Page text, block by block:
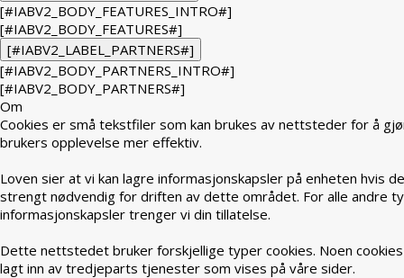
[#IABV2_BODY_FEATURES_INTRO#]
[#IABV2_BODY_FEATURES#]
[#IABV2_LABEL_PARTNERS#]
[#IABV2_BODY_PARTNERS_INTRO#]
[#IABV2_BODY_PARTNERS#]
Om
Cookies er små tekstfiler som kan brukes av nettsteder for å
brukers opplevelse mer effektiv.
Loven sier at vi kan lagre informasjonskapsler på enheten hvis
strengt nødvendig for driften av dette området. For alle andre
informasjonskapsler trenger vi din tillatelse.
Dette nettstedet bruker forskjellige typer cookies. Noen
lagt inn av tredjeparts tjenester som vises på våre sider.